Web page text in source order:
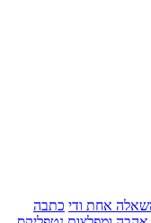
כתבה